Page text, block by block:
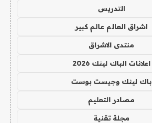
التدريس
اشراق العالم عالم كبير
منتدى الاشراق
اعلانات الباك لينك 2026
باك لينك وجيست بوست
مصادر التعليم
مجلة تقنية